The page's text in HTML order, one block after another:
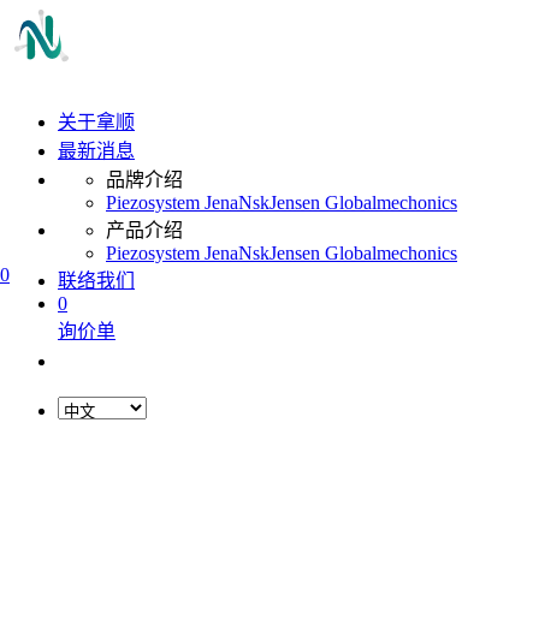
0
关于拿顺
最新消息
品牌介绍
Piezosystem JenaNskJensen Globalmechonics
产品介绍
Piezosystem JenaNskJensen Globalmechonics
联络我们
0
询价单